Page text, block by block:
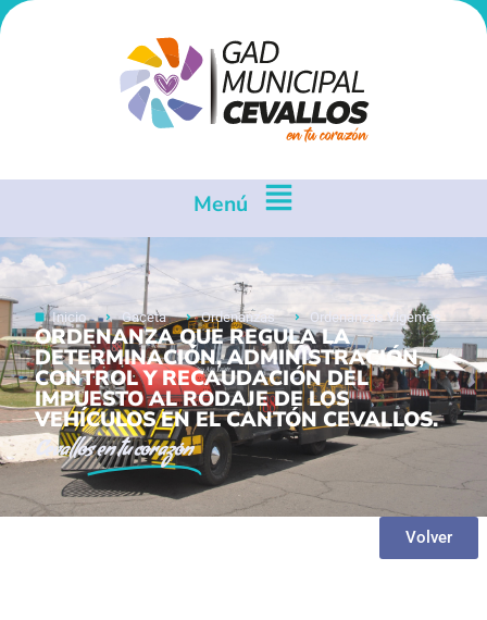
Menú
Inicio Gaceta Ordenanzas Ordenanzas Vigentes
ORDENANZA QUE REGULA LA
DETERMINACIÓN, ADMINISTRACIÓN,
CONTROL Y RECAUDACIÓN DEL
IMPUESTO AL RODAJE DE LOS
VEHÍCULOS EN EL CANTÓN CEVALLOS.
Cevallosen tu corazón
Volver